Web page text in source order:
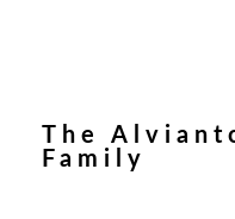
The
Family